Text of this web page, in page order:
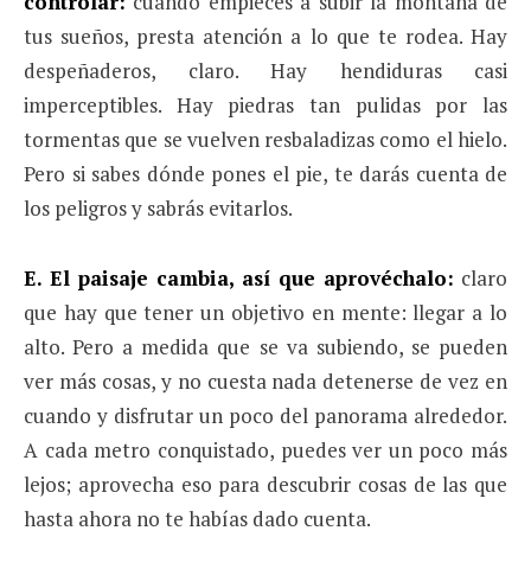
tus sueños, presta atención a lo que te rodea. Hay
despeñaderos, claro. Hay hendiduras casi
imperceptibles. Hay piedras tan pulidas por las
tormentas que se vuelven resbaladizas como el hielo.
Pero si sabes dónde pones el pie, te darás cuenta de
los peligros y sabrás evitarlos.
E. El paisaje cambia, así que aprovéchalo: claro
que hay que tener un objetivo en mente: llegar a lo
alto. Pero a medida que se va subiendo, se pueden
ver más cosas, y no cuesta nada detenerse de vez en
cuando y disfrutar un poco del panorama alrededor.
A cada metro conquistado, puedes ver un poco más
lejos; aprovecha eso para descubrir cosas de las que
hasta ahora no te habías dado cuenta.